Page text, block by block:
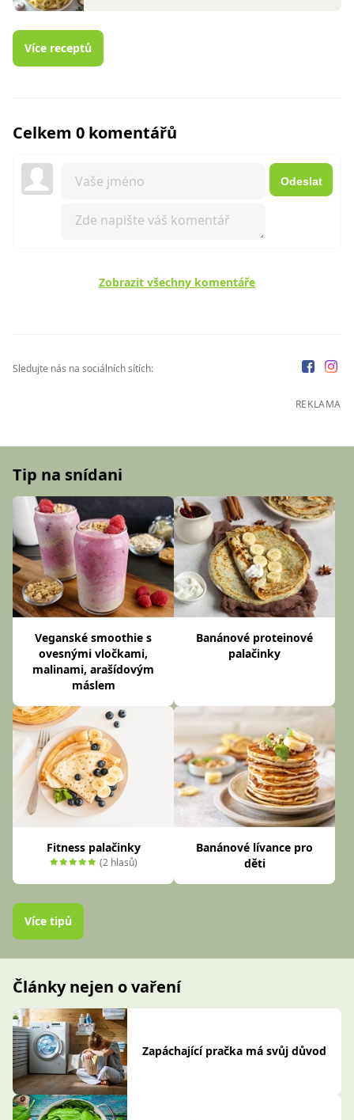
Více receptů
Celkem 0 komentářů
Odeslat
Zobrazit všechny komentáře
Sledujte nás na sociálních sítích:
REKLAMA
Tip na snídani
Veganské smoothie s
ovesnými vločkami,
malinami, arašídovým
máslem
Banánové proteinové
palačinky
Fitness palačinky
(2 hlasů)
Banánové lívance pro
děti
Více tipů
Články nejen o vaření
Zapáchající pračka má svůj důvod